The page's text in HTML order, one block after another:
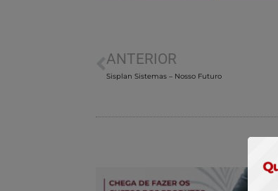
ANTERIOR
Sisplan Sistemas – Nosso Futuro